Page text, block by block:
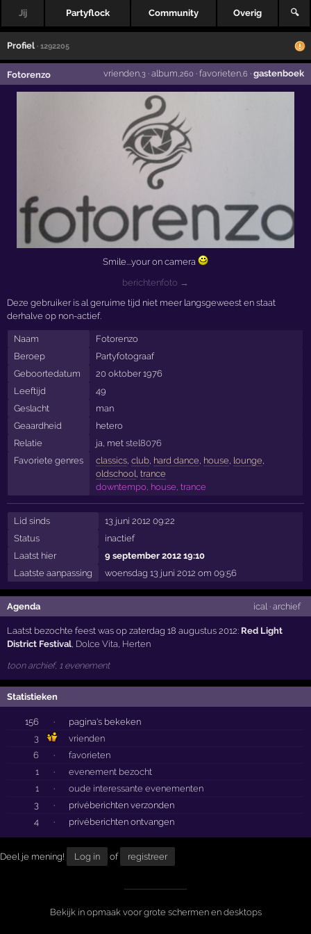
Jij Partyflock Community Overig 🔍
Profiel · 1292205
Fotorenzo vrienden,3· album ,260 · favorieten,6 · gastenboek
Smile....your on camera
berichtenfoto →
Deze gebruiker is al geruime tijd niet meer langsgeweest en staat
derhalve op non-actief.
Naam
Fotorenzo
Beroep
Partyfotograaf
Geboortedatum
20 oktober 1976
Leeftijd
49
Geslacht
man
Geaardheid
hetero
Relatie
ja, met stel8076
Favoriete genres
classics, club, hard dance, house, lounge,
oldschool, trance
downtempo, house, trance
Lid sinds
13 juni 2012 09:22
Status
inactief
Laatst hier
9 september 2012 19:10
Laatste aanpassing
woensdag 13 juni 2012 om 09:56
Agenda ical· archief
Laatst bezochte feest was op zaterdag 18 augustus 2012: Red Light
District Festival Dolce Vita Herten
toon archief, 1 evenement
Statistieken
156 ·
pagina's bekeken
3
vrienden
6
·
favorieten
1
·
evenement bezocht
1
·
oude interessante evenementen
3
·
privéberichten verzonden
4
· privéberichten ontvangen
Deel je mening! Log in of registreer
Bekijk in opmaak voor grote schermen en desktops